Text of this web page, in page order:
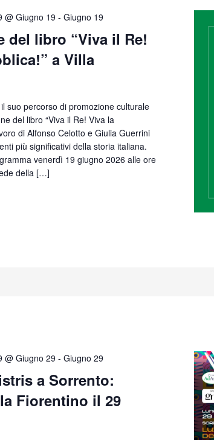
del libro “Viva il Re!
a Villa
@ Giugno 19 - Giugno 19
suo percorso di promozione culturale
del libro “Viva il Re! Viva la
di Alfonso Celotto e Giulia Guerrini
più significativi della storia italiana.
venerdì 19 giugno 2026 alle ore
della […]
a Sorrento:
Fiorentino il 29
@ Giugno 29 - Giugno 29